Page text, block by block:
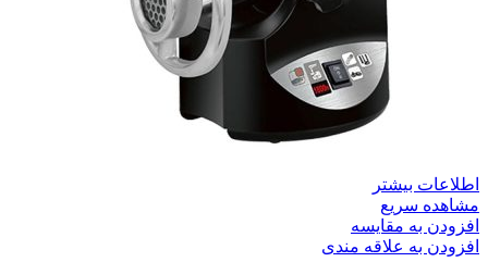
اطلاعات بیشتر
مشاهده سریع
افزودن به مقایسه
افزودن به علاقه مندی